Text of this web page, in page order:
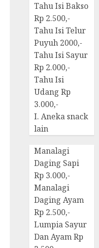
Tahu Isi Bakso
Rp 2.500,-
Tahu Isi Telur
Puyuh 2000,-
Tahu Isi Sayur
Rp 2.000,-
Tahu Isi
Udang Rp
3.000,-
I. Aneka snack
lain
Manalagi
Daging Sapi
Rp 3.000,-
Manalagi
Daging Ayam
Rp 2.500,-
Lumpia Sayur
Dan Ayam Rp